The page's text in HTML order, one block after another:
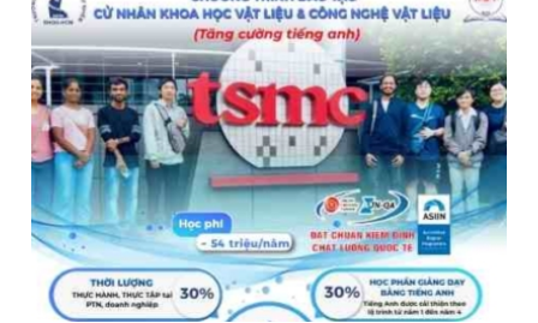
khoa học, công nghệ và đổi mới sáng tạo của quốc gia
(Nghị quyết 57-NQ/TW-2024),